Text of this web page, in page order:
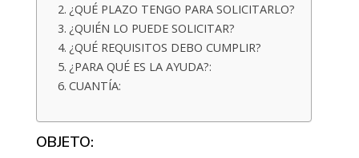
¿QUÉ PLAZO TENGO PARA SOLICITARLO?
¿QUIÉN LO PUEDE SOLICITAR?
¿QUÉ REQUISITOS DEBO CUMPLIR?
¿PARA QUÉ ES LA AYUDA?:
CUANTÍA:
OBJETO: